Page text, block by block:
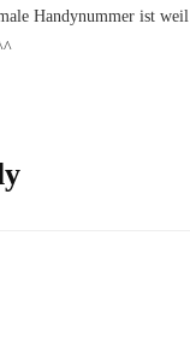
Handynummer ist